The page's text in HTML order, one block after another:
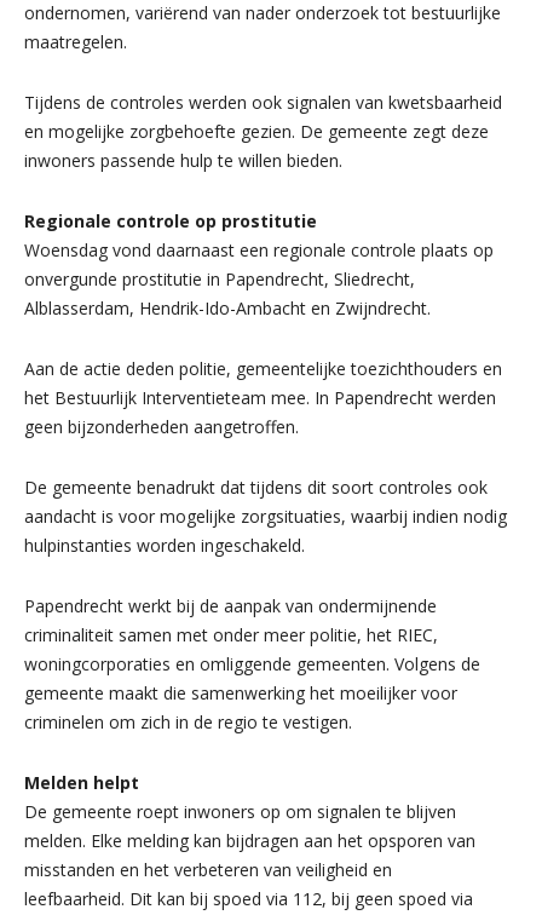
ondernomen, variërend van nader onderzoek tot bestuurlijke
maatregelen.
Tijdens de controles werden ook signalen van kwetsbaarheid
en mogelijke zorgbehoefte gezien. De gemeente zegt deze
inwoners passende hulp te willen bieden.
Regionale controle op prostitutie
Woensdag vond daarnaast een regionale controle plaats op
onvergunde prostitutie in Papendrecht, Sliedrecht,
Alblasserdam, Hendrik-Ido-Ambacht en Zwijndrecht.
Aan de actie deden politie, gemeentelijke toezichthouders en
het Bestuurlijk Interventieteam mee. In Papendrecht werden
geen bijzonderheden aangetroffen.
De gemeente benadrukt dat tijdens dit soort controles ook
aandacht is voor mogelijke zorgsituaties, waarbij indien nodig
hulpinstanties worden ingeschakeld.
Papendrecht werkt bij de aanpak van ondermijnende
criminaliteit samen met onder meer politie, het RIEC,
woningcorporaties en omliggende gemeenten. Volgens de
gemeente maakt die samenwerking het moeilijker voor
criminelen om zich in de regio te vestigen.
Melden helpt
De gemeente roept inwoners op om signalen te blijven
melden. Elke melding kan bijdragen aan het opsporen van
misstanden en het verbeteren van veiligheid en
leefbaarheid. Dit kan bij spoed via 112, bij geen spoed via